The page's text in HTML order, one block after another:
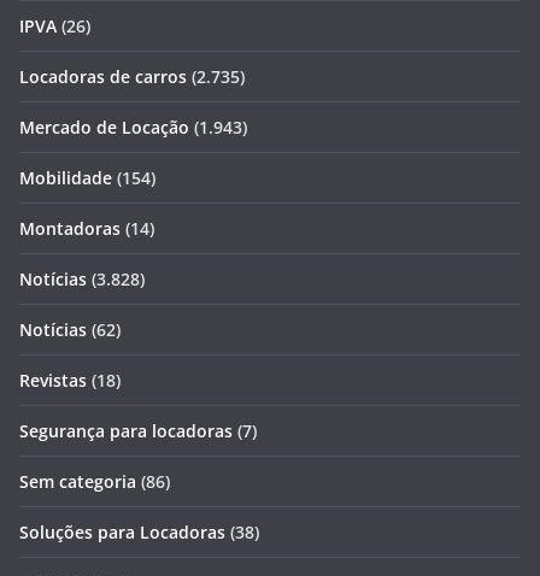
IPVA (26)
Locadoras de carros (2.735)
Mercado de Locação (1.943)
Mobilidade (154)
Montadoras (14)
Notícias (3.828)
Notícias (62)
Revistas (18)
Segurança para locadoras (7)
Sem categoria (86)
Soluções para Locadoras (38)